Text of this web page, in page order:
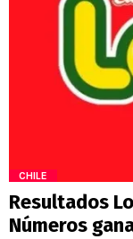
CHILE
Resultados
Números